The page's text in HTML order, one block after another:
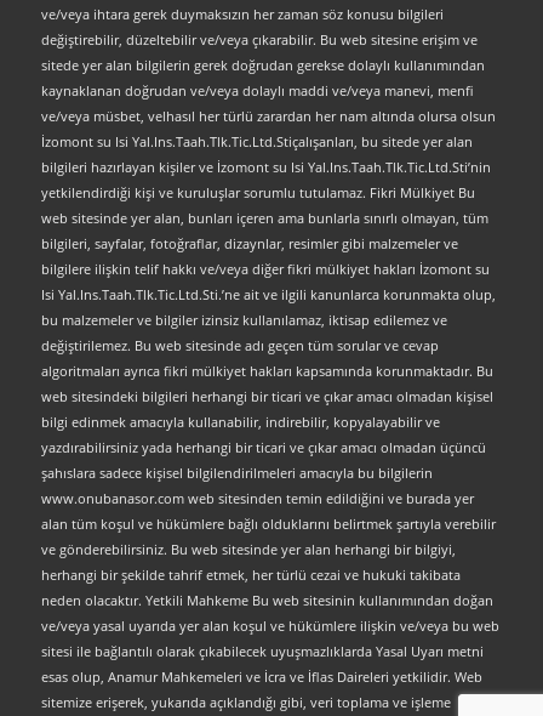
ve/veya ihtara gerek duymaksızın her zaman söz konusu bilgileri
değiştirebilir, düzeltebilir ve/veya çıkarabilir. Bu web sitesine erişim ve
sitede yer alan bilgilerin gerek doğrudan gerekse dolaylı kullanımından
kaynaklanan doğrudan ve/veya dolaylı maddi ve/veya manevi, menfi
ve/veya müsbet, velhasıl her türlü zarardan her nam altında olursa olsun
İzomont su Isi Yal.Ins.Taah.Tlk.Tic.Ltd.Stiçalışanları, bu sitede yer alan
bilgileri hazırlayan kişiler ve İzomont su Isi Yal.Ins.Taah.Tlk.Tic.Ltd.Sti’nin
yetkilendirdiği kişi ve kuruluşlar sorumlu tutulamaz. Fikri Mülkiyet Bu
web sitesinde yer alan, bunları içeren ama bunlarla sınırlı olmayan, tüm
bilgileri, sayfalar, fotoğraflar, dizaynlar, resimler gibi malzemeler ve
bilgilere ilişkin telif hakkı ve/veya diğer fikri mülkiyet hakları İzomont su
Isi Yal.Ins.Taah.Tlk.Tic.Ltd.Sti.’ne ait ve ilgili kanunlarca korunmakta olup,
bu malzemeler ve bilgiler izinsiz kullanılamaz, iktisap edilemez ve
değiştirilemez. Bu web sitesinde adı geçen tüm sorular ve cevap
algoritmaları ayrıca fikri mülkiyet hakları kapsamında korunmaktadır. Bu
web sitesindeki bilgileri herhangi bir ticari ve çıkar amacı olmadan kişisel
bilgi edinmek amacıyla kullanabilir, indirebilir, kopyalayabilir ve
yazdırabilirsiniz yada herhangi bir ticari ve çıkar amacı olmadan üçüncü
şahıslara sadece kişisel bilgilendirilmeleri amacıyla bu bilgilerin
www.onubanasor.com web sitesinden temin edildiğini ve burada yer
alan tüm koşul ve hükümlere bağlı olduklarını belirtmek şartıyla verebilir
ve gönderebilirsiniz. Bu web sitesinde yer alan herhangi bir bilgiyi,
herhangi bir şekilde tahrif etmek, her türlü cezai ve hukuki takibata
neden olacaktır. Yetkili Mahkeme Bu web sitesinin kullanımından doğan
ve/veya yasal uyarıda yer alan koşul ve hükümlere ilişkin ve/veya bu web
sitesi ile bağlantılı olarak çıkabilecek uyuşmazlıklarda Yasal Uyarı metni
esas olup, Anamur Mahkemeleri ve İcra ve İflas Daireleri yetkilidir. Web
sitemize erişerek, yukarıda açıklandığı gibi, veri toplama ve işleme